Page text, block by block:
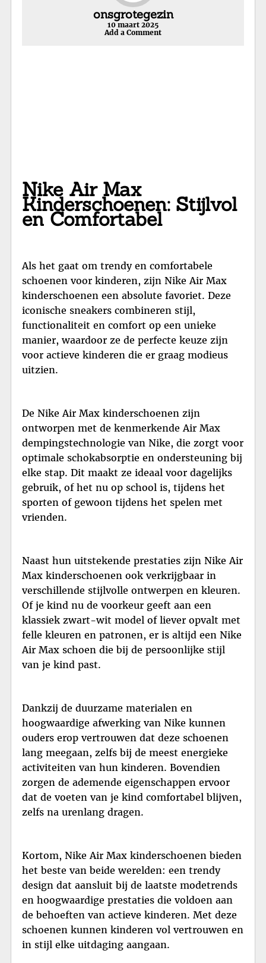
onsgrotegezin
10 maart 2025
Add a Comment
Nike Air Max
Kinderschoenen: Stijlvol
en Comfortabel
Als het gaat om trendy en comfortabele
schoenen voor kinderen, zijn Nike Air Max
kinderschoenen een absolute favoriet. Deze
iconische sneakers combineren stijl,
functionaliteit en comfort op een unieke
manier, waardoor ze de perfecte keuze zijn
voor actieve kinderen die er graag modieus
uitzien.
De Nike Air Max kinderschoenen zijn
ontworpen met de kenmerkende Air Max
dempingstechnologie van Nike, die zorgt voor
optimale schokabsorptie en ondersteuning bij
elke stap. Dit maakt ze ideaal voor dagelijks
gebruik, of het nu op school is, tijdens het
sporten of gewoon tijdens het spelen met
vrienden.
Naast hun uitstekende prestaties zijn Nike Air
Max kinderschoenen ook verkrijgbaar in
verschillende stijlvolle ontwerpen en kleuren.
Of je kind nu de voorkeur geeft aan een
klassiek zwart-wit model of liever opvalt met
felle kleuren en patronen, er is altijd een Nike
Air Max schoen die bij de persoonlijke stijl
van je kind past.
Dankzij de duurzame materialen en
hoogwaardige afwerking van Nike kunnen
ouders erop vertrouwen dat deze schoenen
lang meegaan, zelfs bij de meest energieke
activiteiten van hun kinderen. Bovendien
zorgen de ademende eigenschappen ervoor
dat de voeten van je kind comfortabel blijven,
zelfs na urenlang dragen.
Kortom, Nike Air Max kinderschoenen bieden
het beste van beide werelden: een trendy
design dat aansluit bij de laatste modetrends
en hoogwaardige prestaties die voldoen aan
de behoeften van actieve kinderen. Met deze
schoenen kunnen kinderen vol vertrouwen en
in stijl elke uitdaging aangaan.